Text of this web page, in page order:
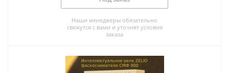
Наши менеджеры обязательно
свяжутся с вами и уточнят условия
заказа